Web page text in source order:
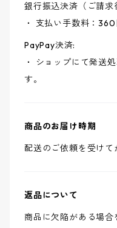
銀行振込決済（ご請求
・ 支払い手数料：360
PayPay決済:
・ ショップにて発送
す。
商品のお届け時期
配送のご依頼を受けて
返品について
商品に欠陥がある場